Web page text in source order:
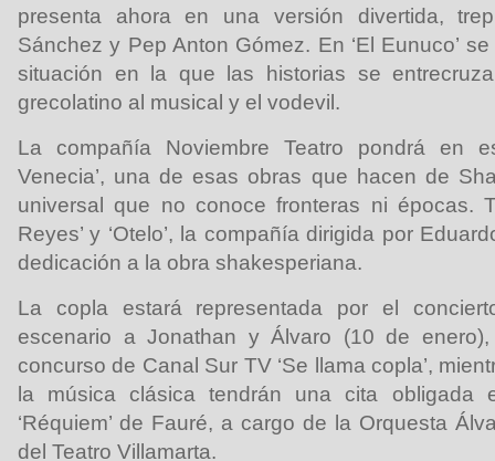
presenta ahora en una versión divertida,
Sánchez y Pep Anton Gómez. En ‘El Eunuco’
situación en la que las historias se
grecolatino al musical y el vodevil.
La compañía Noviembre Teatro pondrá en
Venecia’, una de esas obras que hacen de
universal que no conoce fronteras ni épocas.
Reyes’ y ‘Otelo’, la compañía dirigida por
dedicación a la obra shakesperiana.
La copla estará representada por el
escenario a Jonathan y Álvaro (10 de
concurso de Canal Sur TV ‘Se llama copla’,
la música clásica tendrán una cita
‘Réquiem’ de Fauré, a cargo de la Orquesta
del Teatro Villamarta.